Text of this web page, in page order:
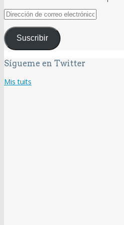
Dirección
de
correo
electrónico
Suscribir
Sígueme en Twitter
Mis tuits